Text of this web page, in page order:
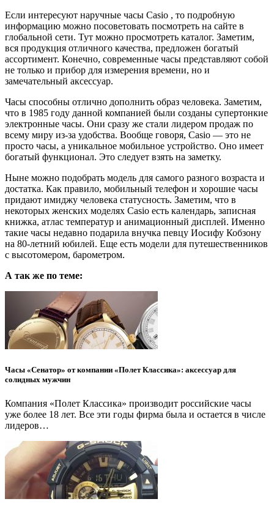
Если интересуют наручные часы Casio , то подробную
информацию можно посоветовать посмотреть на сайте в
глобальной сети. Тут можно просмотреть каталог. Заметим,
вся продукция отличного качества, предложен богатый
ассортимент. Конечно, современные часы представляют собой
не только и прибор для измерения времени, но и
замечательный аксессуар.
Часы способны отлично дополнить образ человека. Заметим,
что в 1985 году данной компанией были созданы супертонкие
электронные часы. Они сразу же стали лидером продаж по
всему миру из-за удобства. Вообще говоря, Casio — это не
просто часы, а уникальное мобильное устройство. Оно имеет
богатый функционал. Это следует взять на заметку.
Ныне можно подобрать модель для самого разного возраста и
достатка. Как правило, мобильный телефон и хорошие часы
придают имиджу человека статусность. Заметим, что в
некоторых женских моделях Casio есть календарь, записная
книжка, атлас температур и анимационный дисплей. Именно
такие часы недавно подарила внучка певцу Иосифу Кобзону
на 80-летний юбилей. Еще есть модели для путешественников
с высотомером, барометром.
А так же по теме:
Часы «Сенатор» от компании «Полет Классика»: аксессуар для
солидных мужчин
Компания «Полет Классика» производит российские часы
уже более 18 лет. Все эти годы фирма была и остается в числе
лидеров…